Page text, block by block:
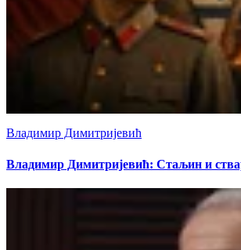
Владимир Димитријевић
Владимир Димитријевић: Стаљин и